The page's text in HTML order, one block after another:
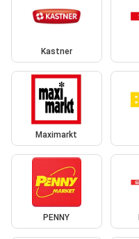
Kastner
Maximarkt
PENNY